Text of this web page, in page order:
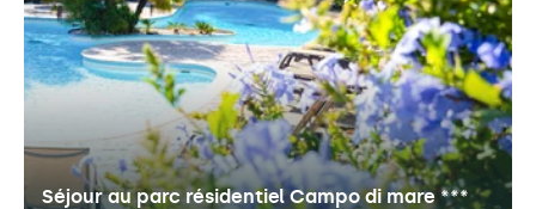
Séjour au parc résidentiel Campo di mare ***